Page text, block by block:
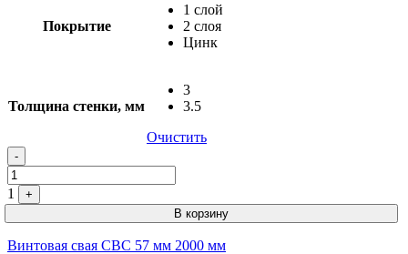
Покрытие
1 слой
2 слоя
Цинк
Толщина стенки, мм
3
3.5
Очистить
Quantity
-
1
+
В корзину
Винтовая свая СВС 57 мм 2000 мм